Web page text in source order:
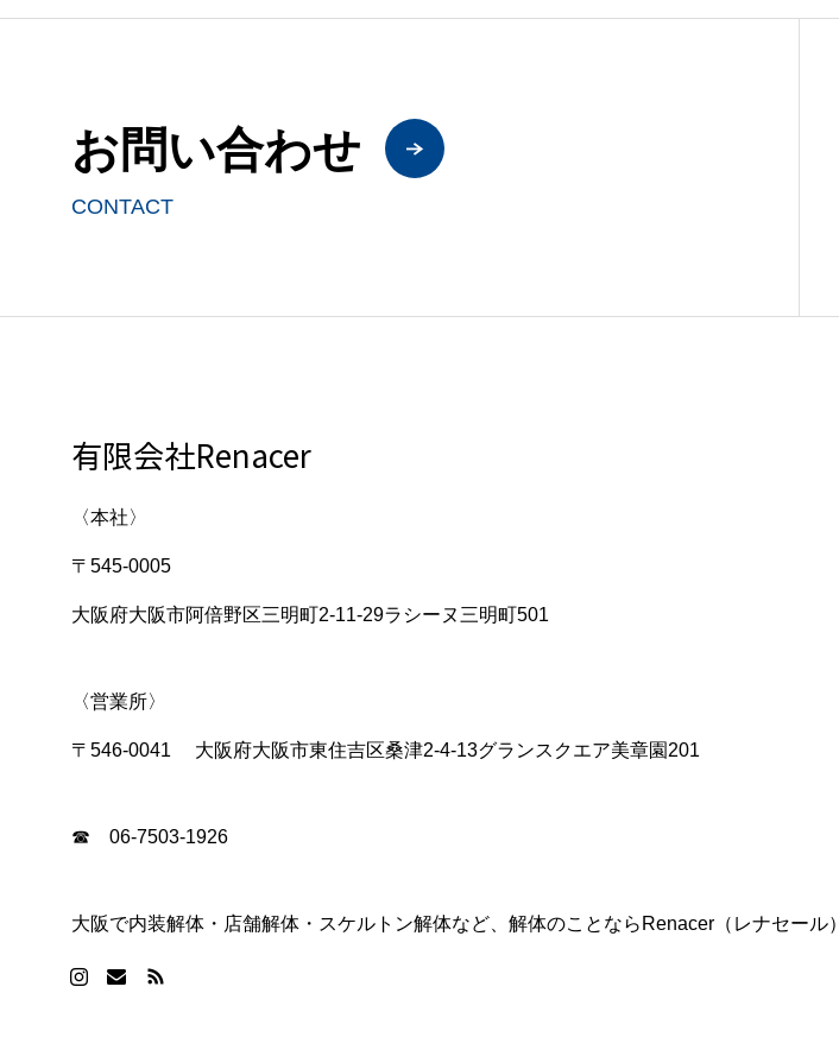
お問い合わせ
CONTACT
有限会社Renacer
〈本社〉
〒545-0005
大阪府大阪市阿倍野区三明町2-11-29ラシーヌ三明町501
〈営業所〉
〒546-0041 大阪府大阪市東住吉区桑津2-4-13グランスクエア美章園201
☎ 06-7503-1926
大阪で内装解体・店舗解体・スケルトン解体など、解体のことならRenacer（レナセール）